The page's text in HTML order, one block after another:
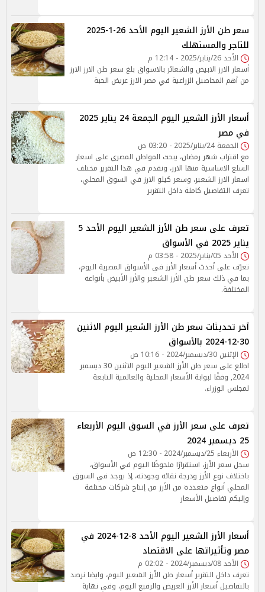
سعر طن الأرز الشعير اليوم الأحد 26-1-2025
للتاجر والمستهلك
الأحد 26/يناير/2025 - 12:14 م
أسعار الارز الابيض والشعائر بالاسواق بلغ سعر طن الارز الارز
من أهم المحاصيل الزراعية في مصر الارز عريض الحبة
أسعار الأرز الشعير اليوم الجمعة 24 يناير 2025
في مصر
الجمعة 24/يناير/2025 - 03:20 ص
مع اقتراب شهر رمضان، يبحث المواطن المصري على اسعار
السلع الاساسية منها الارز، ونقدم في هذا التقرير مختلف
اسعار الارز الشعير، وسعر كيلو الارز في السوق المحلي،
تعرف التفاصيل كاملة داخل التقرير
تعرف على سعر طن الأرز الشعير اليوم الأحد 5
يناير 2025 في الأسواق
الأحد 05/يناير/2025 - 03:58 م
تعرّف على أحدث أسعار الأرز في الأسواق المصرية اليوم،
بما في ذلك سعر طن الأرز الشعير والأرز الأبيض بأنواعه
المختلفة.
آخر تحديثات سعر طن الأرز الشعير اليوم الاثنين
30-12-2024 بالأسواق
الإثنين 30/ديسمبر/2024 - 10:16 ص
اطلع على سعر طن الأرز الشعير اليوم الاثنين 30 ديسمبر
2024, وفقًا لبوابة الأسعار المحلية والعالمية التابعة
لمجلس الوزراء.
تعرف على سعر الأرز في السوق اليوم الأربعاء
25 ديسمبر 2024
الأربعاء 25/ديسمبر/2024 - 12:30 ص
سجل سعر الأرز، استقرارًا ملحوظًا اليوم في الأسواق،
باختلاف نوع الأرز ودرجة نقائه وجودته، إذ يوجد في السوق
المحلي أنواع متعددة من الأرز من إنتاج شركات مختلفة
وإليكم تفاصيل الأسعار
أسعار الأرز الشعير اليوم الأحد 8-12-2024 في
مصر وتأثيراتها على الاقتصاد
الأحد 08/ديسمبر/2024 - 02:02 م
تعرف داخل التقرير أسعار طن الأرز الشعير اليوم، وايضا نرصد
بالتفاصيل أسعار الأرز العريض والرفيع اليوم، وفي نهاية